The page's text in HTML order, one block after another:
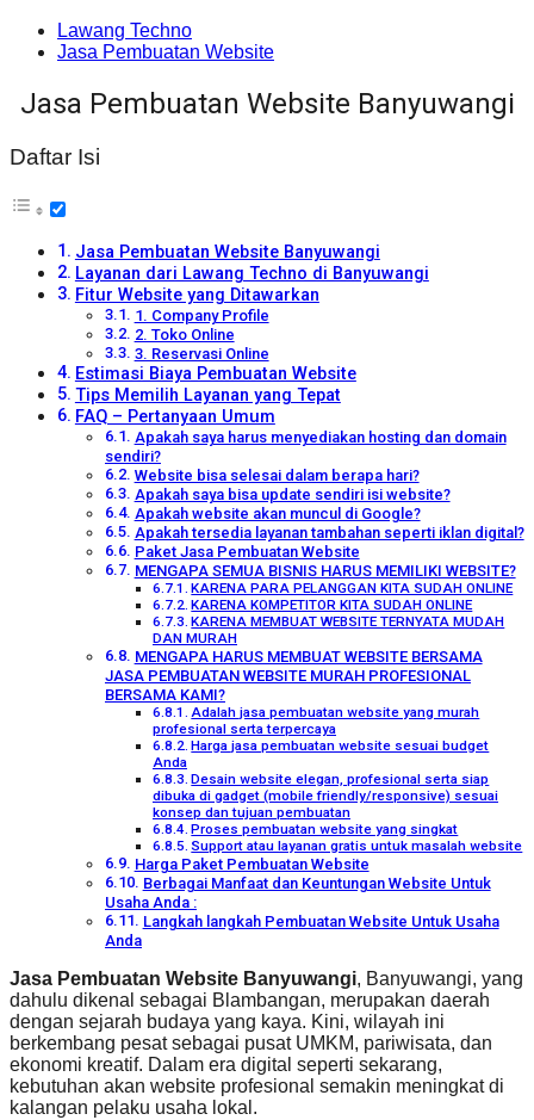
Lawang Techno
Jasa Pembuatan Website
Jasa Pembuatan Website Banyuwangi
Daftar Isi
Jasa Pembuatan Website Banyuwangi
Layanan dari Lawang Techno di Banyuwangi
Fitur Website yang Ditawarkan
1. Company Profile
2. Toko Online
3. Reservasi Online
Estimasi Biaya Pembuatan Website
Tips Memilih Layanan yang Tepat
FAQ – Pertanyaan Umum
Apakah saya harus menyediakan hosting dan domain
sendiri?
Website bisa selesai dalam berapa hari?
Apakah saya bisa update sendiri isi website?
Apakah website akan muncul di Google?
Apakah tersedia layanan tambahan seperti iklan digital?
Paket Jasa Pembuatan Website
MENGAPA SEMUA BISNIS HARUS MEMILIKI WEBSITE?
KARENA PARA PELANGGAN KITA SUDAH ONLINE
KARENA KOMPETITOR KITA SUDAH ONLINE
KARENA MEMBUAT WEBSITE TERNYATA MUDAH
DAN MURAH
MENGAPA HARUS MEMBUAT WEBSITE BERSAMA
JASA PEMBUATAN WEBSITE MURAH PROFESIONAL
BERSAMA KAMI?
Adalah jasa pembuatan website yang murah
profesional serta terpercaya
Harga jasa pembuatan website sesuai budget
Anda
Desain website elegan, profesional serta siap
dibuka di gadget (mobile friendly/responsive) sesuai
konsep dan tujuan pembuatan
Proses pembuatan website yang singkat
Support atau layanan gratis untuk masalah website
Harga Paket Pembuatan Website
Berbagai Manfaat dan Keuntungan Website Untuk
Usaha Anda :
Langkah langkah Pembuatan Website Untuk Usaha
Anda
Jasa Pembuatan Website Banyuwangi, Banyuwangi, yang
dahulu dikenal sebagai Blambangan, merupakan daerah
dengan sejarah budaya yang kaya. Kini, wilayah ini
berkembang pesat sebagai pusat UMKM, pariwisata, dan
ekonomi kreatif. Dalam era digital seperti sekarang,
kebutuhan akan website profesional semakin meningkat di
kalangan pelaku usaha lokal.